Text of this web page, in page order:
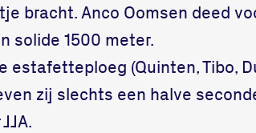
bracht. Anco Oomsen deed
solide 1500 meter.
(Quinten, Tibo,
zij slechts een halve